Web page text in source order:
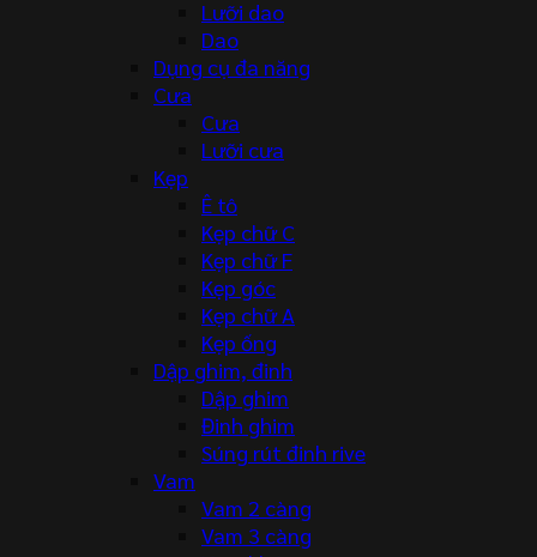
Lưỡi dao
Dao
Dụng cụ đa năng
Cưa
Cưa
Lưỡi cưa
Kẹp
Ê tô
Kẹp chữ C
Kẹp chữ F
Kẹp góc
Kẹp chữ A
Kẹp ống
Dập ghim, đinh
Dập ghim
Đinh ghim
Súng rút đinh rive
Vam
Vam 2 càng
Vam 3 càng